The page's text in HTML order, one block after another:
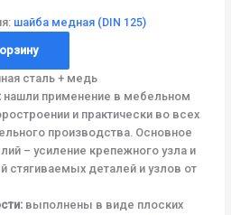
шайба медная (DIN 125)
сталь + медь
нашли применение в мебельном
и практически во всех
производства. Основное
– усиление крепежного узла и
стягиваемых деталей и узлов от
выполнены в виде плоских